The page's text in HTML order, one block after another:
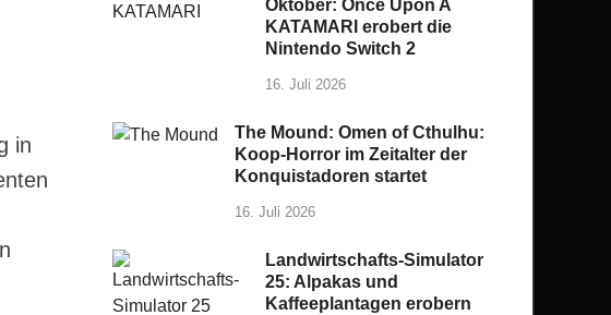
in
Oktober: Once Upon A
KATAMARI erobert die
Nintendo Switch 2
16. Juli 2026
The Mound: Omen of Cthulhu:
Koop-Horror im Zeitalter der
Konquistadoren startet
16. Juli 2026
Landwirtschafts-Simulator
25: Alpakas und
Kaffeeplantagen erobern